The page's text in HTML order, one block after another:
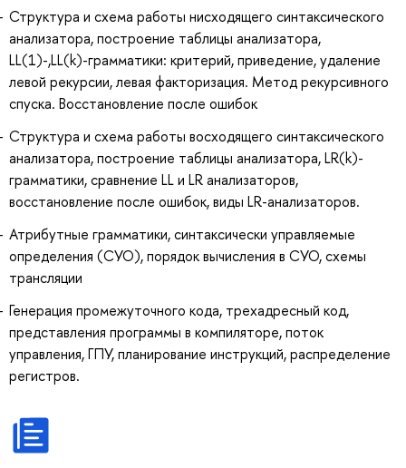
Структура и схема работы нисходящего синтаксического
анализатора, построение таблицы анализатора,
LL(1)-,LL(k)-грамматики: критерий, приведение, удаление
левой рекурсии, левая факторизация. Метод рекурсивного
спуска. Восстановление после ошибок
Структура и схема работы восходящего синтаксического
анализатора, построение таблицы анализатора, LR(k)-
грамматики, сравнение LL и LR анализаторов,
восстановление после ошибок, виды LR-анализаторов.
Атрибутные грамматики, синтаксически управляемые
определения (СУО), порядок вычисления в СУО, схемы
трансляции
Генерация промежуточного кода, трехадресный код,
представления программы в компиляторе, поток
управления, ГПУ, планирование инструкций, распределение
регистров.